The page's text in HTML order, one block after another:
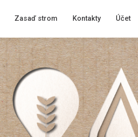
Zasaď strom Kontakty Účet